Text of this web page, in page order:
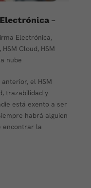
–
Electrónica,
, HSM Cloud, HSM
nube
el HSM
trazabilidad y
está exento a ser
habrá alguien
encontrar la